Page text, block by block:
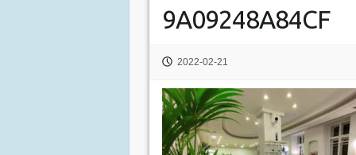
9A09248A84CF
2022-02-21